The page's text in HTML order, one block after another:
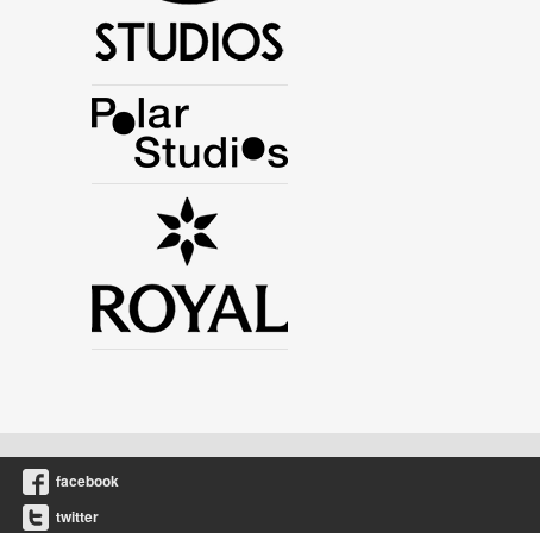
facebook
twitter